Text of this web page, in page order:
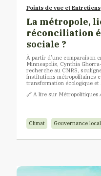
Points de vue et Entretiens
La métropole,
réconciliation
sociale ?
À partir d’une comparaison
Minneapolis, Cynthia
recherche au CNRS,
institutions métropolitaines
transformation écologique
🔗 A lire sur
Climat Gouvernance